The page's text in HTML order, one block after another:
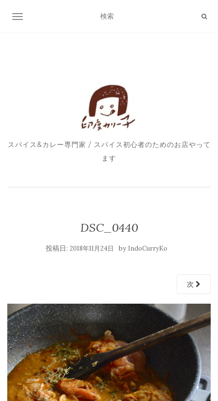
ナビゲーション切り替え
スパイス&カレー専門家 / スパイス初心者のためのお店やって
ます
DSC_0440
投稿日: 2018年11月24日 by IndoCurryKo
次